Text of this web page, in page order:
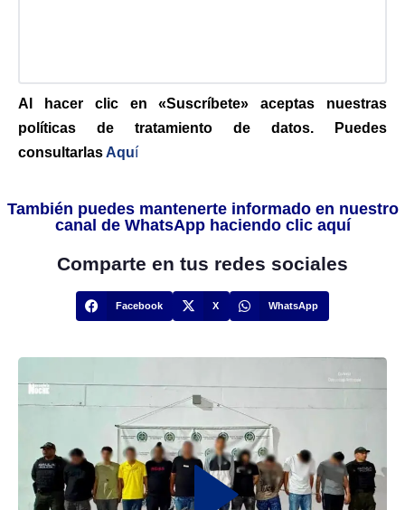
Al hacer clic en «Suscríbete» aceptas nuestras
políticas de tratamiento de datos. Puedes
consultarlas Aquí
También puedes mantenerte informado en nuestro
canal de WhatsApp haciendo clic aquí
Comparte en tus redes sociales
Facebook X WhatsApp